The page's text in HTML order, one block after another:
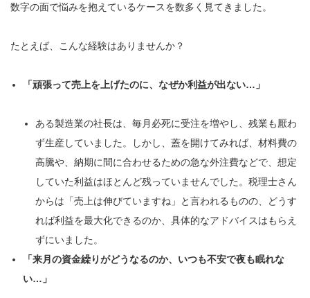
数字の面で悩みを抱えているケースを数多く見てきました。
たとえば、こんな経験はありませんか？
「頑張って売上を上げたのに、なぜか利益が出ない…」
ある製造業の社長は、毎月必死に受注を増やし、残業も厭わ
ず生産していました。しかし、蓋を開けてみれば、材料費の
高騰や、納期に間に合わせるための急な外注費などで、想定
していた利益はほとんど残っていませんでした。税理士さん
からは「売上は伸びていますね」と言われるものの、どうす
れば利益を最大化できるのか、具体的なアドバイスはもらえ
ずにいました。
「来月の資金繰りがどうなるのか、いつも不安で夜も眠れな
い…」